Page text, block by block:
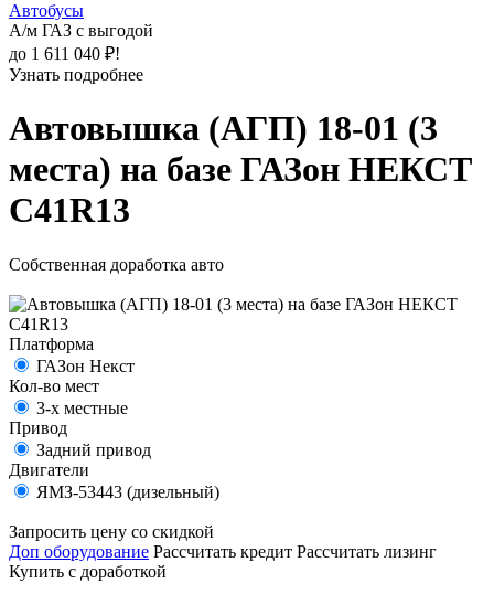
Автобусы
А/м ГАЗ с выгодой
до 1 611 040 ₽!
Узнать подробнее
Автовышка (АГП) 18-01 (3
места) на базе ГАЗон НЕКСТ
C41R13
Собственная доработка авто
Платформа
ГАЗон Некст
Кол-во мест
3-х местные
Привод
Задний привод
Двигатели
ЯМЗ-53443 (дизельный)
Запросить цену со скидкой
Доп оборудование Рассчитать кредит Рассчитать лизинг
Купить с доработкой